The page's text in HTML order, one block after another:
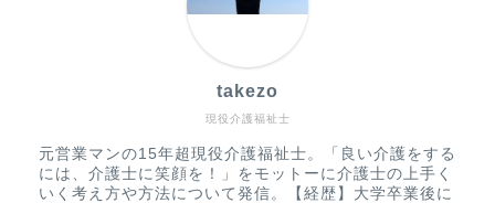
現役介護福祉士
takezo
元営業マンの15年超現役介護福祉士。「良い介護をする
には、介護士に笑顔を！」をモットーに介護士の上手く
いく考え方や方法について発信。【経歴】大学卒業後に